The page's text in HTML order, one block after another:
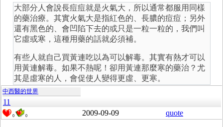
大部分人會說長痘痘就是火氣大，所以通常都服用同樣
的藥治療。其實火氣大是指紅色的、長膿的痘痘；另外
還有黑色的、會凹陷下去的或只是一粒一粒的，我們叫
它虛或寒，這種用藥的話就必須補。
有些人就自己買黃連吃以為可以解毒。其實有熱才可以
用黃連解毒。如果不熱呢！卻用黃連那麼寒的藥治？尤
其是虛寒的人，會促使人變得更虛、更寒。
中西醫的世界
11
0 0 2009-09-09 quote